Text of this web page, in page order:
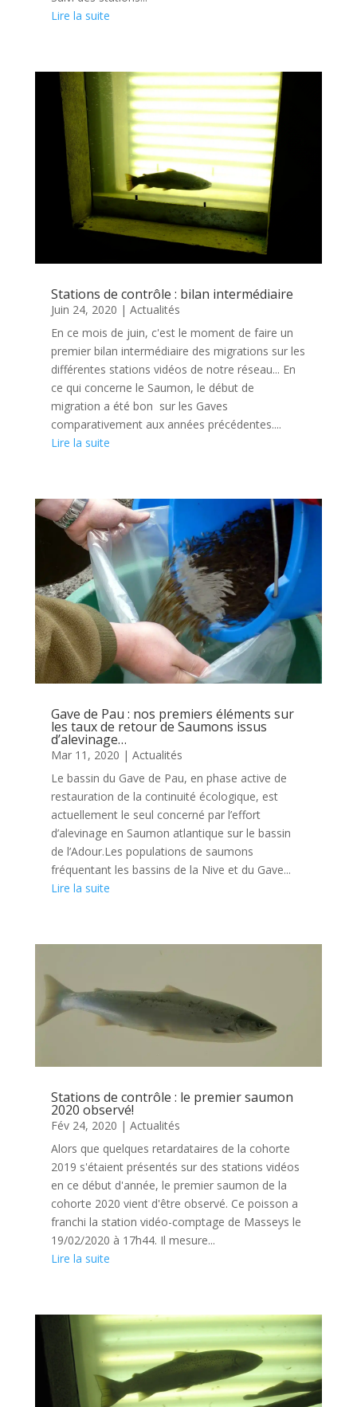
Lire la suite
Stations de contrôle : bilan intermédiaire
Juin 24, 2020 | Actualités
En ce mois de juin, c'est le moment de faire un
premier bilan intermédiaire des migrations sur les
différentes stations vidéos de notre réseau... En
ce qui concerne le Saumon, le début de
migration a été bon sur les Gaves
comparativement aux années précédentes....
Lire la suite
Gave de Pau : nos premiers éléments sur
les taux de retour de Saumons issus
d’alevinage…
Mar 11, 2020 | Actualités
Le bassin du Gave de Pau, en phase active de
restauration de la continuité écologique, est
actuellement le seul concerné par l’effort
d’alevinage en Saumon atlantique sur le bassin
de l’Adour.Les populations de saumons
fréquentant les bassins de la Nive et du Gave...
Lire la suite
Stations de contrôle : le premier saumon
2020 observé!
Fév 24, 2020 | Actualités
Alors que quelques retardataires de la cohorte
2019 s'étaient présentés sur des stations vidéos
en ce début d'année, le premier saumon de la
cohorte 2020 vient d'être observé. Ce poisson a
franchi la station vidéo-comptage de Masseys le
19/02/2020 à 17h44. Il mesure...
Lire la suite